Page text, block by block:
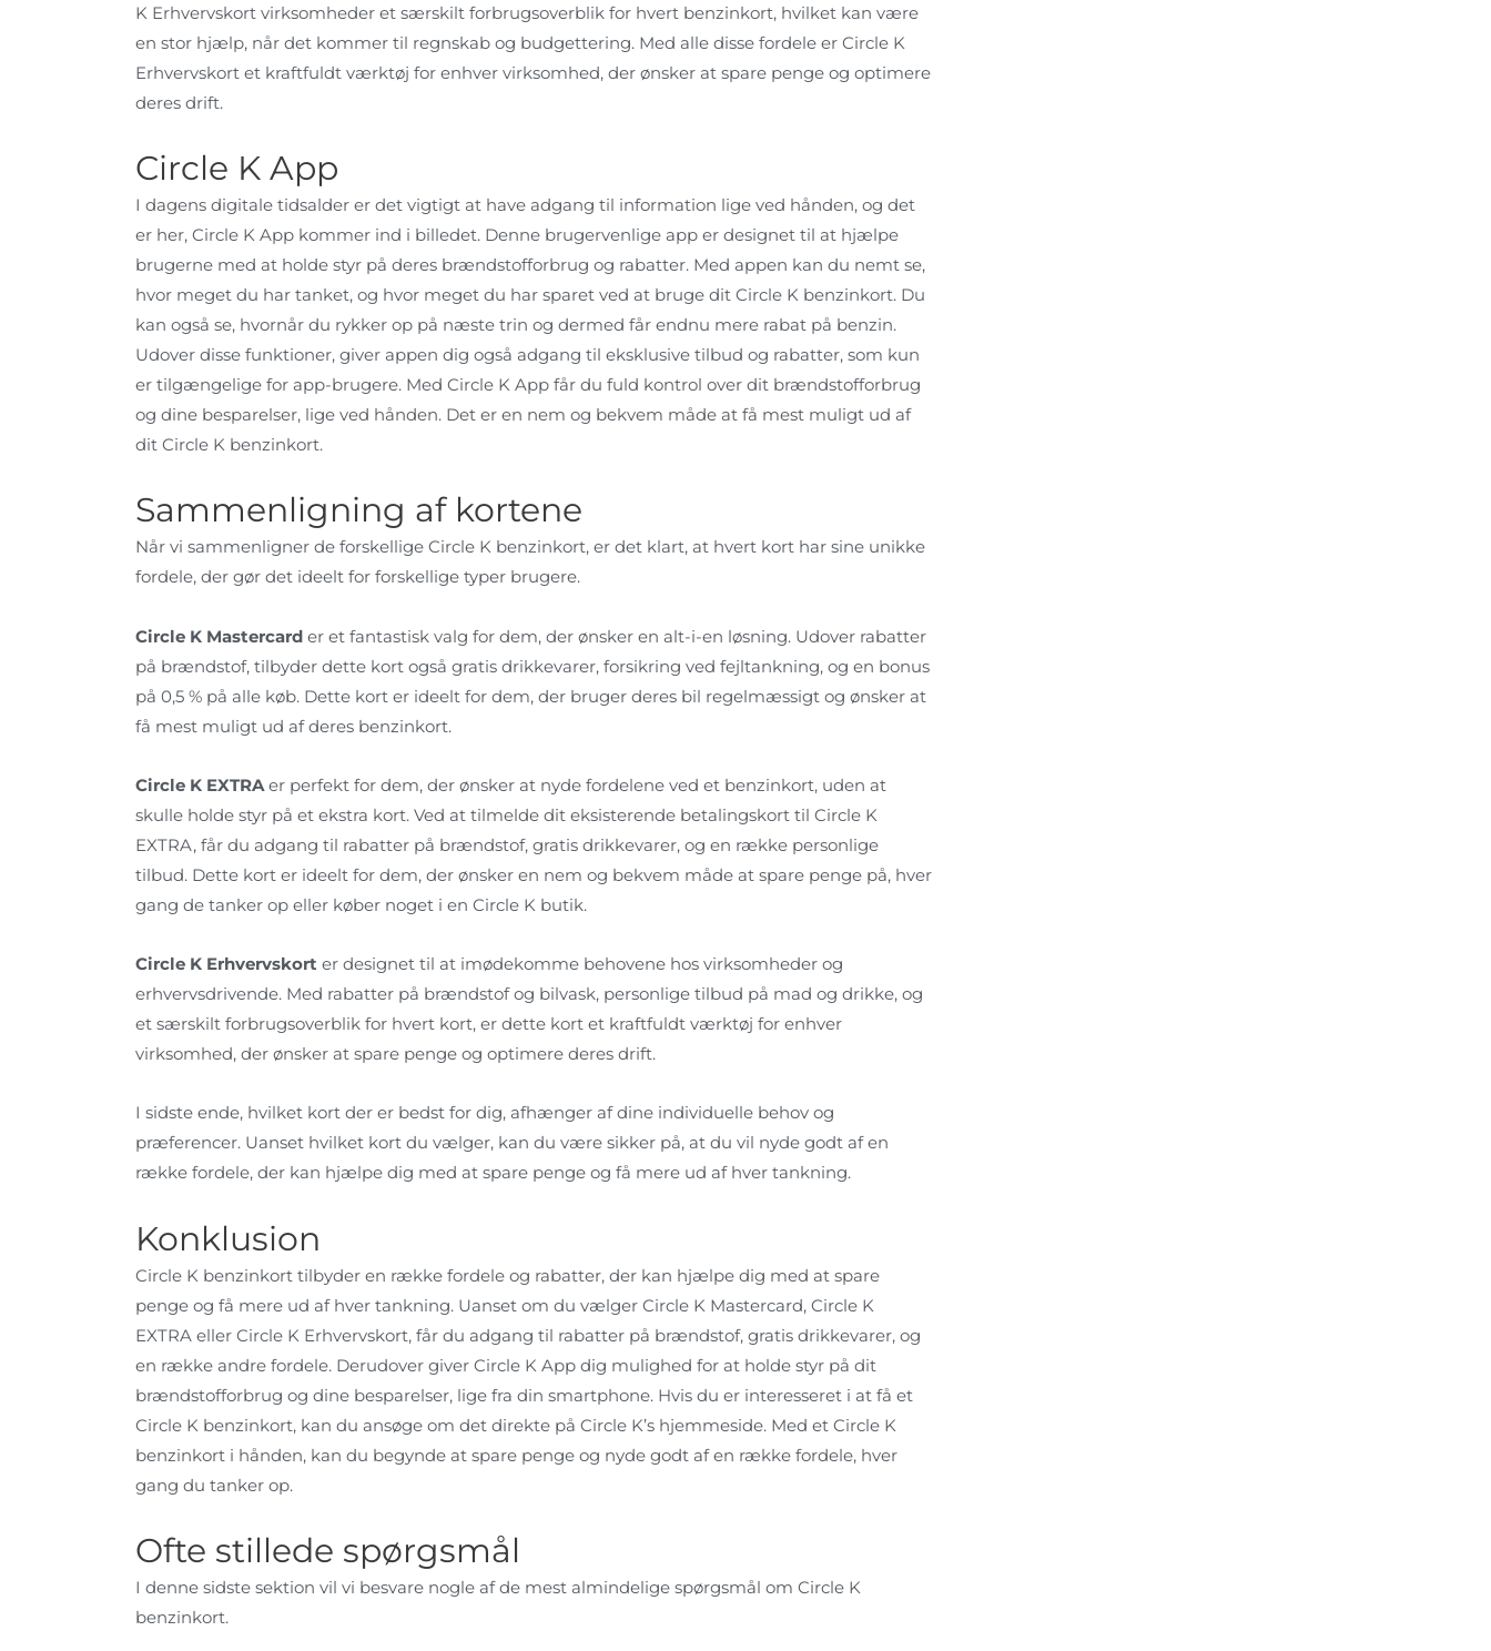
K Erhvervskort virksomheder et særskilt forbrugsoverblik for hvert benzinkort, hvilket kan være
en stor hjælp, når det kommer til regnskab og budgettering. Med alle disse fordele er Circle K
Erhvervskort et kraftfuldt værktøj for enhver virksomhed, der ønsker at spare penge og optimere
deres drift.
Circle K App
I dagens digitale tidsalder er det vigtigt at have adgang til information lige ved hånden, og det
er her, Circle K App kommer ind i billedet. Denne brugervenlige app er designet til at hjælpe
brugerne med at holde styr på deres brændstofforbrug og rabatter. Med appen kan du nemt se,
hvor meget du har tanket, og hvor meget du har sparet ved at bruge dit Circle K benzinkort. Du
kan også se, hvornår du rykker op på næste trin og dermed får endnu mere rabat på benzin.
Udover disse funktioner, giver appen dig også adgang til eksklusive tilbud og rabatter, som kun
er tilgængelige for app-brugere. Med Circle K App får du fuld kontrol over dit brændstofforbrug
og dine besparelser, lige ved hånden. Det er en nem og bekvem måde at få mest muligt ud af
dit Circle K benzinkort.
Sammenligning af kortene
Når vi sammenligner de forskellige Circle K benzinkort, er det klart, at hvert kort har sine unikke
fordele, der gør det ideelt for forskellige typer brugere.
Circle K Mastercard er et fantastisk valg for dem, der ønsker en alt-i-en løsning. Udover rabatter
på brændstof, tilbyder dette kort også gratis drikkevarer, forsikring ved fejltankning, og en bonus
på 0,5 % på alle køb. Dette kort er ideelt for dem, der bruger deres bil regelmæssigt og ønsker at
få mest muligt ud af deres benzinkort.
Circle K EXTRA er perfekt for dem, der ønsker at nyde fordelene ved et benzinkort, uden at
skulle holde styr på et ekstra kort. Ved at tilmelde dit eksisterende betalingskort til Circle K
EXTRA, får du adgang til rabatter på brændstof, gratis drikkevarer, og en række personlige
tilbud. Dette kort er ideelt for dem, der ønsker en nem og bekvem måde at spare penge på, hver
gang de tanker op eller køber noget i en Circle K butik.
Circle K Erhvervskort er designet til at imødekomme behovene hos virksomheder og
erhvervsdrivende. Med rabatter på brændstof og bilvask, personlige tilbud på mad og drikke, og
et særskilt forbrugsoverblik for hvert kort, er dette kort et kraftfuldt værktøj for enhver
virksomhed, der ønsker at spare penge og optimere deres drift.
I sidste ende, hvilket kort der er bedst for dig, afhænger af dine individuelle behov og
præferencer. Uanset hvilket kort du vælger, kan du være sikker på, at du vil nyde godt af en
række fordele, der kan hjælpe dig med at spare penge og få mere ud af hver tankning.
Konklusion
Circle K benzinkort tilbyder en række fordele og rabatter, der kan hjælpe dig med at spare
penge og få mere ud af hver tankning. Uanset om du vælger Circle K Mastercard, Circle K
EXTRA eller Circle K Erhvervskort, får du adgang til rabatter på brændstof, gratis drikkevarer, og
en række andre fordele. Derudover giver Circle K App dig mulighed for at holde styr på dit
brændstofforbrug og dine besparelser, lige fra din smartphone. Hvis du er interesseret i at få et
Circle K benzinkort, kan du ansøge om det direkte på Circle K’s hjemmeside. Med et Circle K
benzinkort i hånden, kan du begynde at spare penge og nyde godt af en række fordele, hver
gang du tanker op.
Ofte stillede spørgsmål
I denne sidste sektion vil vi besvare nogle af de mest almindelige spørgsmål om Circle K
benzinkort.